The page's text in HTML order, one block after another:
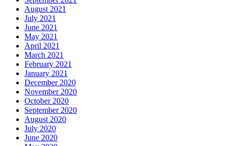
August 2021
July 2021
June 2021
May 2021
April 2021
March 2021
February 2021
January 2021
December 2020
November 2020
October 2020
September 2020
August 2020
July 2020
June 2020